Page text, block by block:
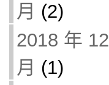
月 (2)
2018 年 12
月 (1)